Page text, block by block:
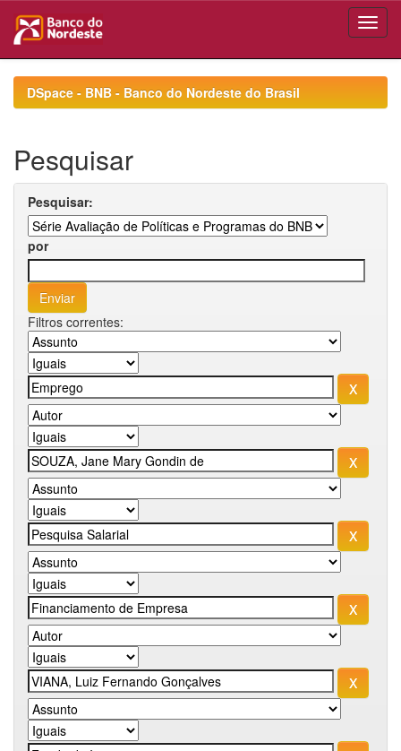
navigationDSpace - BNB - Banco do Nordeste do Brasil
Pesquisar
Pesquisar:
por
Filtros correntes: